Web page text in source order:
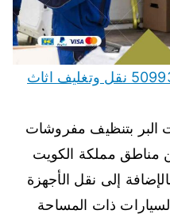
نقل عفش مخيمات البر 50993766 نقل وتغليف اثاث
بتنظيف مفروشات
مناطق مملكة الكويت
إلى نقل الأجهزة
السيارات ذات المساحة